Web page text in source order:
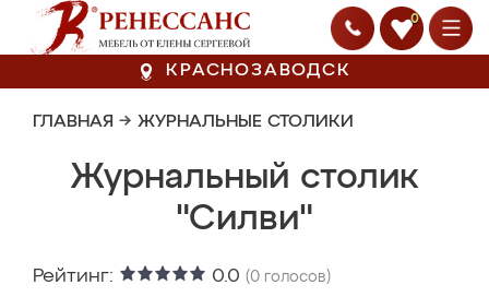
0
КРАСНОЗАВОДСК
ГЛАВНАЯ → ЖУРНАЛЬНЫЕ СТОЛИКИ
Журнальный столик
"Силви"
Рейтинг: 0.0 (0 голосов)